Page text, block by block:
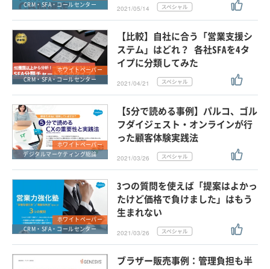
CRM・SFA・コールセンター
2021/05/14
ホワイトペーパー
CRM・SFA・コールセンター
【比較】自社に合う「営業支援シ
ステム」はどれ？ 各社SFAを4タ
イプに分類してみた
2021/04/21
ホワイトペーパー
デジタルマーケティング総論
【5分で読める事例】パルコ、ゴル
フダイジェスト・オンラインが行
った顧客体験実践法
2021/03/26
ホワイトペーパー
CRM・SFA・コールセンター
3つの質問を使えば「提案はよかっ
たけど価格で負けました」はもう
生まれない
2021/03/26
ブラザー販売事例：管理負担も半